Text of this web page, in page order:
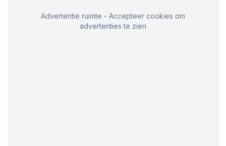
Advertentie ruimte - Accepteer cookies om
advertenties te zien